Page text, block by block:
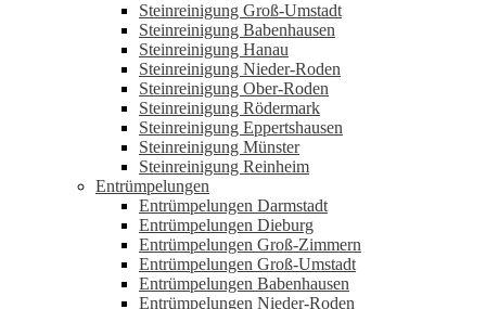
Steinreinigung Groß-Umstadt
Steinreinigung Babenhausen
Steinreinigung Hanau
Steinreinigung Nieder-Roden
Steinreinigung Ober-Roden
Steinreinigung Rödermark
Steinreinigung Eppertshausen
Steinreinigung Münster
Steinreinigung Reinheim
Entrümpelungen
Entrümpelungen Darmstadt
Entrümpelungen Dieburg
Entrümpelungen Groß-Zimmern
Entrümpelungen Groß-Umstadt
Entrümpelungen Babenhausen
Entrümpelungen Nieder-Roden